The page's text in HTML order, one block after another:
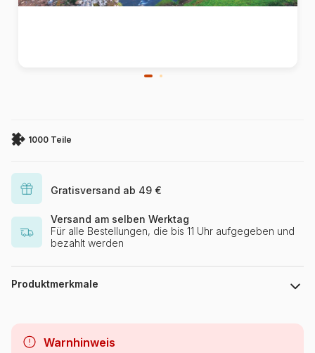
1000 Teile
Gratisversand ab 49 €
Versand am selben Werktag
Für alle Bestellungen, die bis 11 Uhr aufgegeben und
bezahlt werden
Produktmerkmale
Warnhinweis